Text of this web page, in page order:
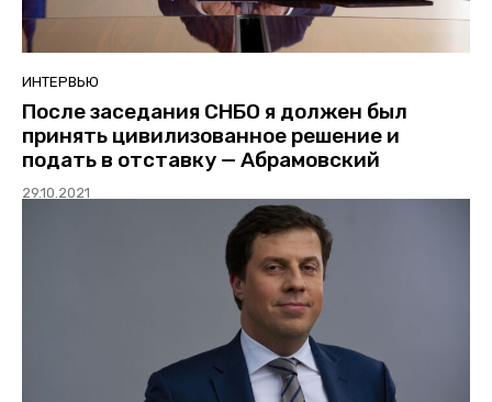
ИНТЕРВЬЮ
После заседания СНБО я должен был
принять цивилизованное решение и
подать в отставку — Абрамовский
29.10.2021